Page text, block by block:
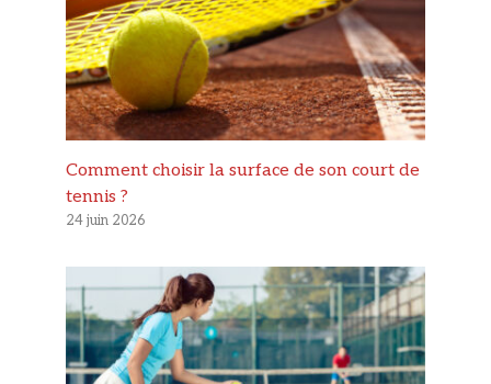
Comment choisir la surface de son court de
tennis ?
24 juin 2026